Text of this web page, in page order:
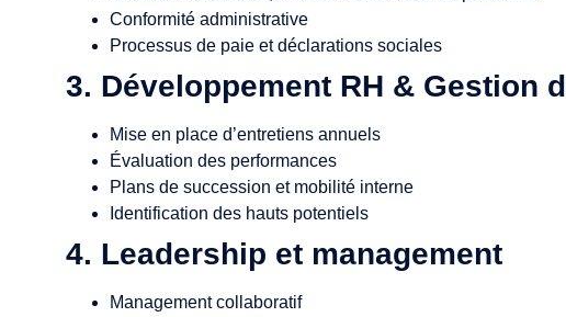
Conformité administrative
Processus de paie et déclarations sociales
3. Développement RH & Gestion
Mise en place d’entretiens annuels
Évaluation des performances
Plans de succession et mobilité interne
Identification des hauts potentiels
4. Leadership et management
Management collaboratif